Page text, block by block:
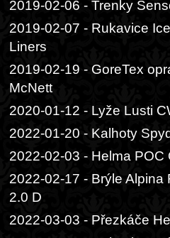
2019-02-06 - Trenky
2019-02-07 - Rukavice
Liners
2019-02-19 - GoreTex
McNett
2020-01-12 - Lyže Lusti
2022-01-20 - Kalhoty
2022-02-03 - Helma POC
2022-02-17 - Brýle Alpina
2.0 D
2022-03-03 - Přezkáče